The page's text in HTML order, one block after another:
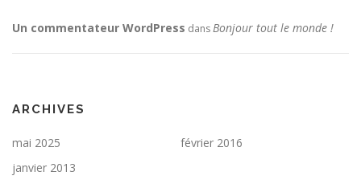
Un commentateur WordPress dansBonjour tout le monde !
ARCHIVES
mai 2025
février 2016
janvier 2013